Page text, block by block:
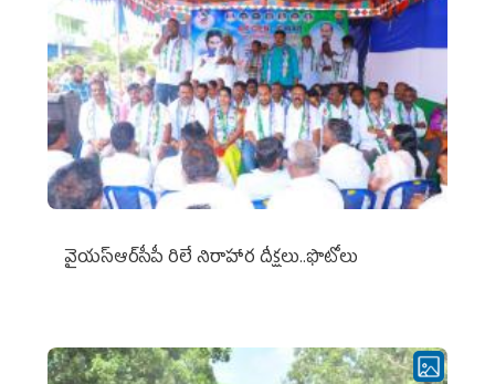
వైయ‌స్ఆర్‌సీపీ రిలే నిరాహార దీక్షలు..ఫొటోలు